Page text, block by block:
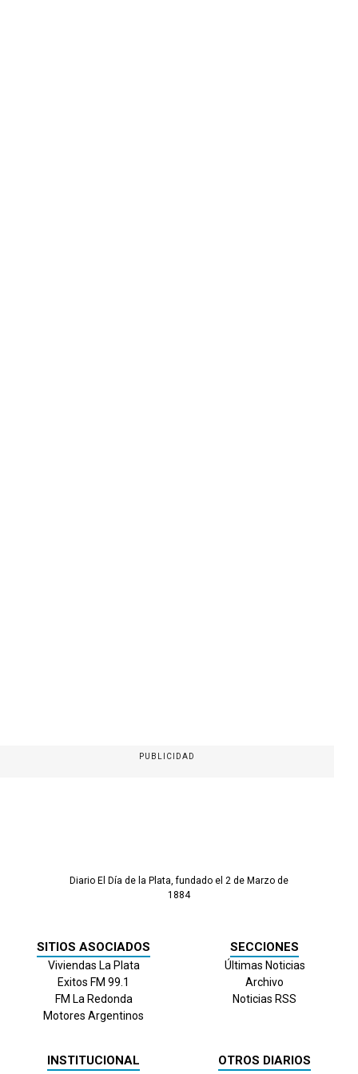
PUBLICIDAD
Diario El Día de la Plata, fundado el 2 de Marzo de
1884
SITIOS ASOCIADOS
Viviendas La Plata
Exitos FM 99.1
FM La Redonda
Motores Argentinos
SECCIONES
Últimas Noticias
Archivo
Noticias RSS
INSTITUCIONAL OTROS DIARIOS